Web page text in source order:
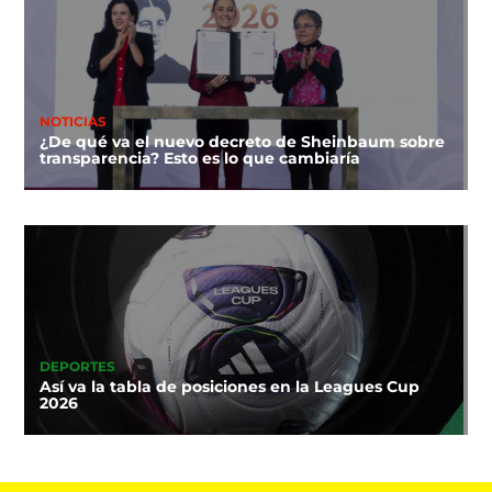
NOTICIAS
¿De qué va el nuevo decreto de Sheinbaum sobre
transparencia? Esto es lo que cambiaría
DEPORTES
Así va la tabla de posiciones en la Leagues Cup
2026